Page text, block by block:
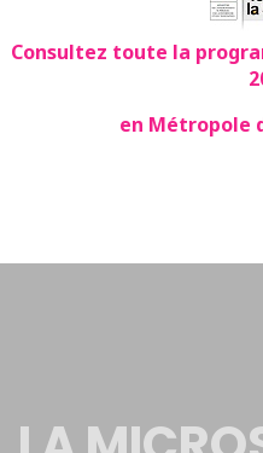
Consultez toute la
en Métropole